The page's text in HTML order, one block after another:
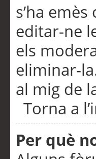
s’ha
editar-ne
els
eliminar-
al mig de
Torna a
Per què